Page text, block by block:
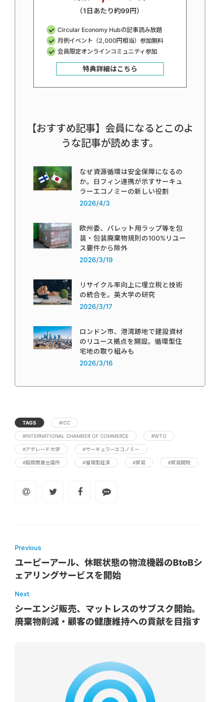
（1日あたり約99円）
Circular Economy Hubの記事読み放題
月例イベント（2,000円相当）参加無料
会員限定オンラインコミュニティ参加
特典詳細はこちら
【おすすめ記事】会員になるとこのよ
うな記事が読めます。
なぜ資源循環は安全保障になるの
か。日フィン連携が示すサーキュ
ラーエコノミーの新しい役割
2026/4/3
欧州委、パレット用ラップ等を包
装・包装廃棄物規則の100%リユー
ス要件から除外
2026/3/19
リサイクル率向上に埋立税と技術
の統合を。英大学の研究
2026/3/17
ロンドン市、港湾跡地で建設資材
のリユース拠点を開設。循環型住
宅地の取り組みも
2026/3/16
TAGS #ICC
#INTERNATIONAL CHAMBER OF COMMERCE #WTO
#アデレード大学 #サーキュラーエコノミー
#国際商業会議所 #循環型経済 #貿易 #貿易関税
Previous
ユーピーアール、休眠状態の物流機器のBtoBシ
ェアリングサービスを開始
Next
シーエンジ販売、マットレスのサブスク開始。
廃棄物削減・顧客の健康維持への貢献を目指す